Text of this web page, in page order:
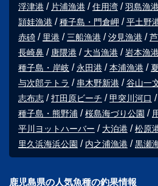
浮津港
片浦漁港 住用湾 羽島漁
頴娃漁港
種子島・門倉岬 平土野
赤碕
里港 三船漁港 汐見漁港
長崎鼻
唐隈港 大当漁港 岩本漁
種子島・岸岐
永田港 本浦漁港
与次郎テトラ
串木野新港 谷山一
志布志
打田原ビーチ 甲突川河口
種子島・熊野浦
桜島海づり公園
平川ヨットハーバー
大泊港 松原
里久浜海浜公園
内之浦漁港 黒瀬
鹿児島県の人気魚種の釣果情報